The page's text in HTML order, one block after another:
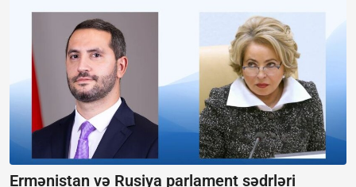
Ermənistan və Rusiya parlament sədrləri